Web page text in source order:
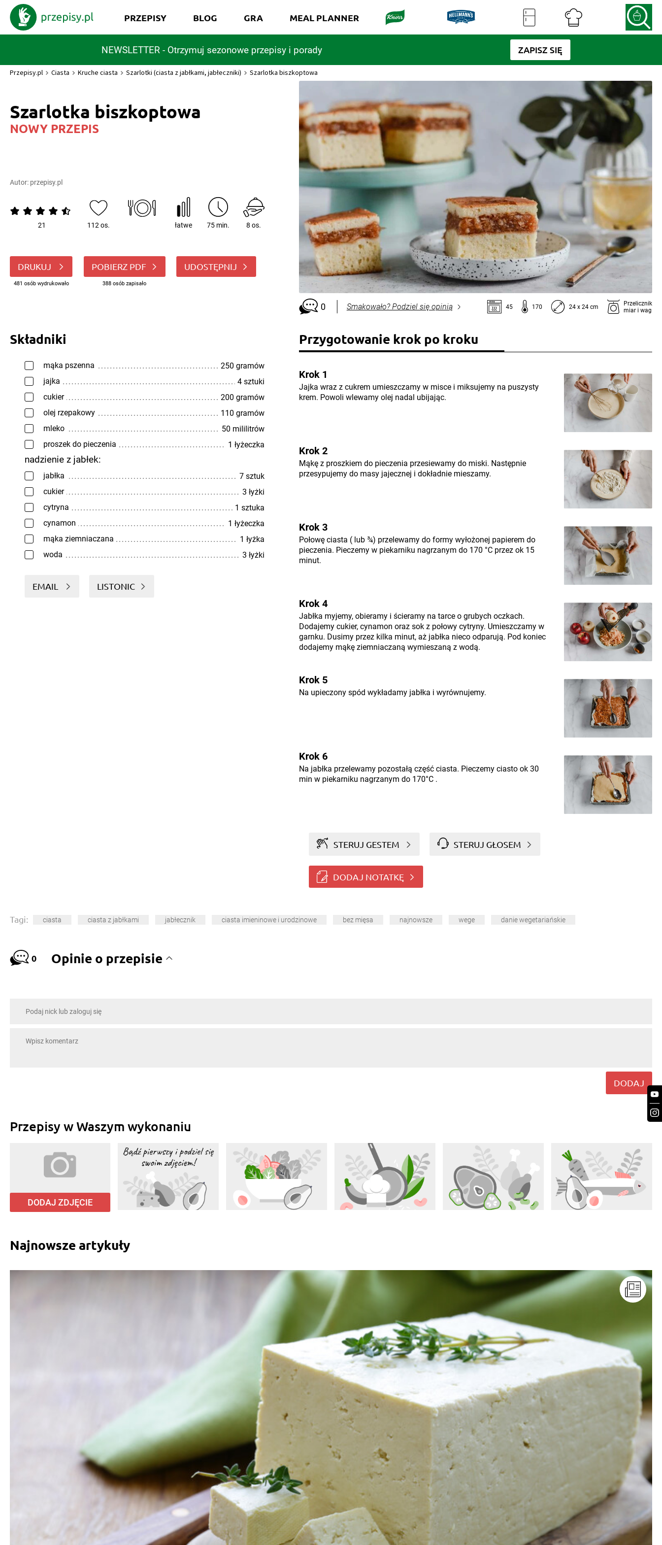
NEWSLETTER - Otrzymuj sezonowe przepisy i porady ZAPISZ SIĘ
PRZEPISY BLOG GRA MEAL PLANNER
Przepisy.pl Ciasta Kruche ciasta Szarlotki (ciasta z jabłkami, jabłeczniki) Szarlotka biszkoptowa
Szarlotka biszkoptowa
NOWY PRZEPIS
Autor: przepisy.pl
21 112 os. łatwe 75 min. 8 os.
DRUKUJ
481 osób wydrukowało
POBIERZ PDF
388 osób zapisało
UDOSTĘPNIJ
0 Smakowało? Podziel się opinią 45 170 24 x 24 cm
Przelicznik
miar i wag
Składniki
mąka pszenna
250 gramów
jajka
4 sztuki
cukier
200 gramów
olej rzepakowy
110 gramów
mleko
50 mililitrów
proszek do pieczenia
1 łyżeczka
nadzienie z jabłek:
jabłka
7 sztuk
cukier
3 łyżki
cytryna
1 sztuka
cynamon
1 łyżeczka
mąka ziemniaczana
1 łyżka
woda
3 łyżki
EMAIL LISTONIC
Przygotowanie krok po kroku
Krok 1
Jajka wraz z cukrem umieszczamy w misce i miksujemy na puszysty
krem. Powoli wlewamy olej nadal ubijając.
Krok 2
Mąkę z proszkiem do pieczenia przesiewamy do miski. Następnie
przesypujemy do masy jajecznej i dokładnie mieszamy.
Krok 3
Połowę ciasta ( lub ¾) przelewamy do formy wyłożonej papierem do
pieczenia. Pieczemy w piekarniku nagrzanym do 170 °C przez ok 15
minut.
Krok 4
Jabłka myjemy, obieramy i ścieramy na tarce o grubych oczkach.
Dodajemy cukier, cynamon oraz sok z połowy cytryny. Umieszczamy w
garnku. Dusimy przez kilka minut, aż jabłka nieco odparują. Pod koniec
dodajemy mąkę ziemniaczaną wymieszaną z wodą.
Krok 5
Na upieczony spód wykładamy jabłka i wyrównujemy.
Krok 6
Na jabłka przelewamy pozostałą część ciasta. Pieczemy ciasto ok 30
min w piekarniku nagrzanym do 170°C .
STERUJ GESTEM STERUJ GŁOSEM
DODAJ NOTATKĘ
Tagi: ciasta ciasta z jabłkami jabłecznik ciasta imieninowe i urodzinowe bez mięsa najnowsze wege danie wegetariańskie
0 Opinie o przepisie
DODAJ
Przepisy w Waszym wykonaniu
DODAJ ZDJĘCIE
Najnowsze artykuły